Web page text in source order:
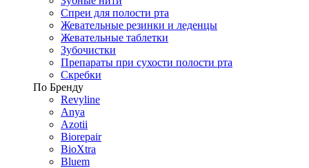
Спреи для полости рта
Жевательные резинки и леденцы
Жевательные таблетки
Зубочистки
Препараты при сухости полости рта
Скребки
По Бренду
Revyline
Anya
Azotii
Biorepair
BioXtra
Bluem